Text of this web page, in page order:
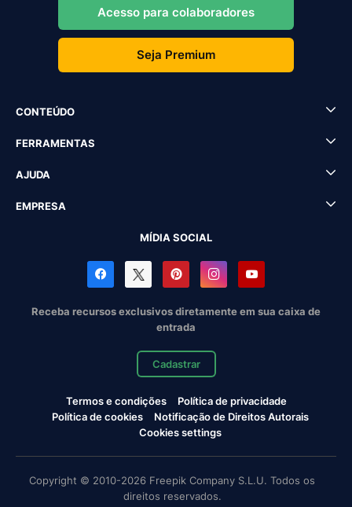
Acesso para colaboradores
Seja Premium
CONTEÚDO
FERRAMENTAS
AJUDA
EMPRESA
MÍDIA SOCIAL
Receba recursos exclusivos diretamente em sua caixa de
entrada
Cadastrar
Termos e condições
Política de privacidade
Política de cookies
Notificação de Direitos Autorais
Cookies settings
Copyright © 2010-2026 Freepik Company S.L.U. Todos os
direitos reservados.